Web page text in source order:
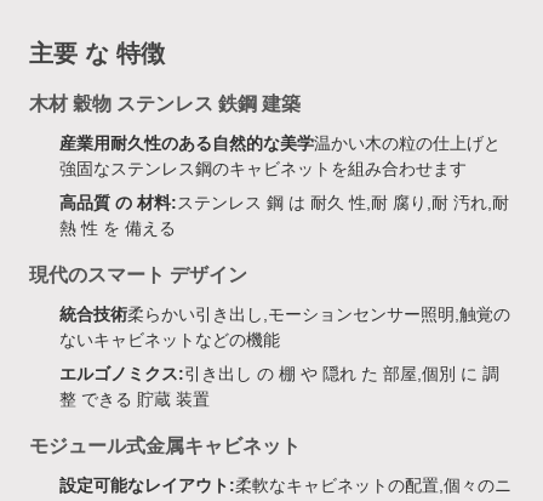
主要 な 特徴
木材 穀物 ステンレス 鉄鋼 建築
産業用耐久性のある自然的な美学温かい木の粒の仕上げと
強固なステンレス鋼のキャビネットを組み合わせます
高品質 の 材料:ステンレス 鋼 は 耐久 性,耐 腐り,耐 汚れ,耐
熱 性 を 備える
現代のスマート デザイン
統合技術柔らかい引き出し,モーションセンサー照明,触覚の
ないキャビネットなどの機能
エルゴノミクス:引き出し の 棚 や 隠れ た 部屋,個別 に 調
整 できる 貯蔵 装置
モジュール式金属キャビネット
設定可能なレイアウト:柔軟なキャビネットの配置,個々のニ